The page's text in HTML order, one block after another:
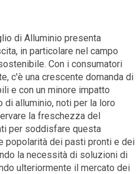
di Alluminio presenta
in particolare nel campo
Con i consumatori
c'è una crescente domanda di
e con un minore impatto
di alluminio, noti per la loro
la freschezza del
per soddisfare questa
popolarità dei pasti pronti e dei
la necessità di soluzioni di
ulteriormente il mercato dei